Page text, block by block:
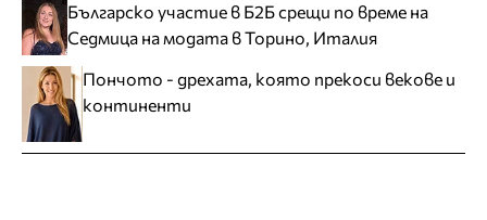
Българско участие в Б2Б срещи по време на
Седмица на модата в Торино, Италия
Пончото - дрехата, която прекоси векове и
континенти